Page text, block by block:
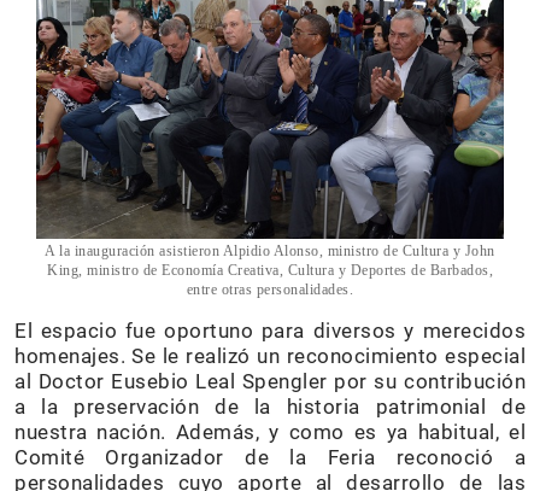
A la inauguración asistieron Alpidio Alonso, ministro de Cultura y John
King, ministro de Economía Creativa, Cultura y Deportes de Barbados,
entre otras personalidades.
El espacio fue oportuno para diversos y merecidos
homenajes. Se le realizó un reconocimiento especial
al Doctor Eusebio Leal Spengler por su contribución
a la preservación de la historia patrimonial de
nuestra nación. Además, y como es ya habitual, el
Comité Organizador de la Feria reconoció a
personalidades cuyo aporte al desarrollo de las